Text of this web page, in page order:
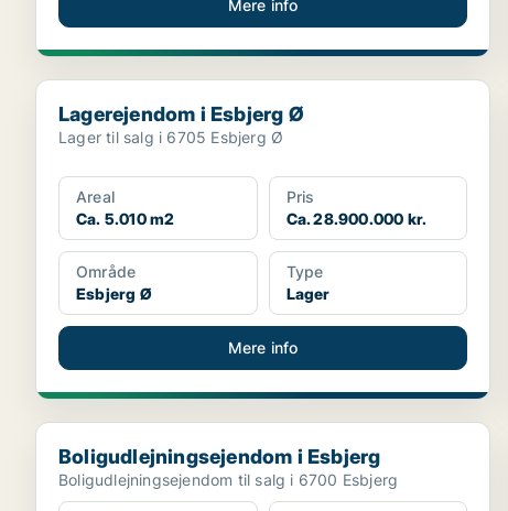
Mere info
Lagerejendom i Esbjerg Ø
Lagerejendom i Esbjerg Ø
Lager til salg i 6705 Esbjerg Ø
Areal
Ca. 5.010 m2
Pris
Ca. 28.900.000 kr.
Område
Esbjerg Ø
Type
Lager
Mere info
Boligudlejningsejendom i Esbjerg
Boligudlejningsejendom i Esbjerg
Boligudlejningsejendom til salg i 6700 Esbjerg